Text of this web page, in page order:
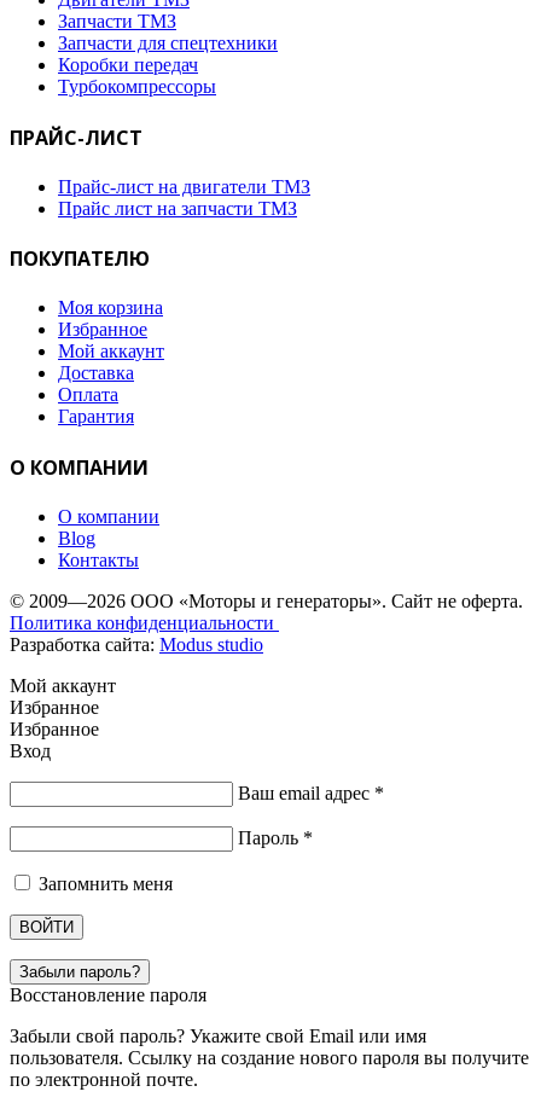
Запчасти ТМЗ
Запчасти для спецтехники
Коробки передач
Турбокомпрессоры
ПРАЙС-ЛИСТ
Прайс-лист на двигатели ТМЗ
Прайс лист на запчасти ТМЗ
ПОКУПАТЕЛЮ
Моя корзина
Избранное
Мой аккаунт
Доставка
Оплата
Гарантия
О КОМПАНИИ
О компании
Blog
Контакты
© 2009—2026 ООО «Моторы и генераторы». Сайт не оферта.
Политика конфиденциальности
Разработка сайта: Modus studio
Мой аккаунт
Избранное
Избранное
Вход
Ваш email адрес *
Пароль *
Запомнить меня
ВОЙТИ
Забыли пароль?
Восстановление пароля
Забыли свой пароль? Укажите свой Email или имя
пользователя. Ссылку на создание нового пароля вы получите
по электронной почте.